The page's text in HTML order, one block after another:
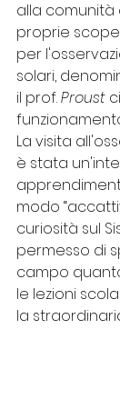
alla
proprie
per
solari,
il prof. Proust
La visita
è stata
modo
curiosità sul
permesso di
campo
le lezioni
la